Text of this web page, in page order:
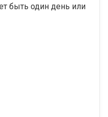
быть один день или